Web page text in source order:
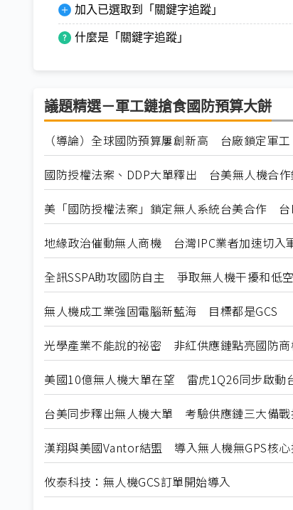
加入已選取到「關鍵字追蹤」
什麼是「關鍵字追蹤」
議題精選－軍工鏈搶食國防預算大餅
（導論）全球國防預算屢創新高 台廠鎖定軍工
國防授權法案、DDP大單釋出 台美無人機合
美「國防授權法案」鎖定無人系統台美合作 台
地緣政治催動無人商機 台灣IPC業者加速切入
全訊SSPA助攻國防自主 爭取無人機干擾和低
無人機成工業強固電腦新藍海 目標都是GCS
光學產業不能說的祕密 非紅供應鏈點亮國防
美國10億無人機大單在望 雷虎1Q26同步啟動
台美同步釋出無人機大單 考驗供應鏈三大備戰
漢翔與美國Vantor結盟 導入無人機無GPS核心
攸泰科技：無人機GCS訂單開始導入